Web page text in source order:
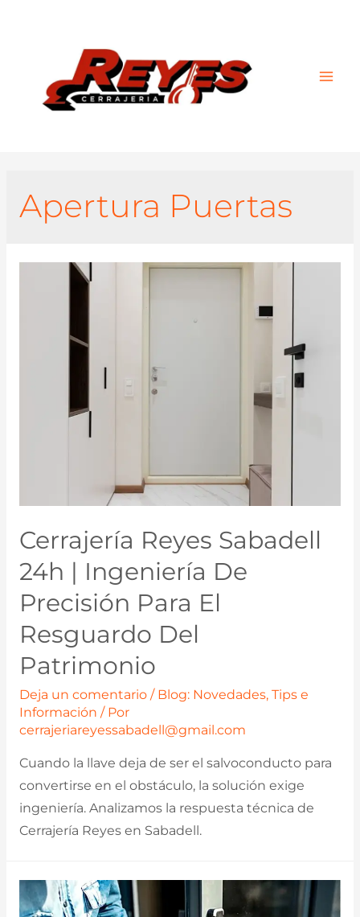
Apertura Puertas
Cerrajería Reyes Sabadell
24h | Ingeniería De
Precisión Para El
Resguardo Del
Patrimonio
Deja un comentario / Blog: Novedades, Tips e
Información / Por
cerrajeriareyessabadell@gmail.com
Cuando la llave deja de ser el salvoconducto para
convertirse en el obstáculo, la solución exige
ingeniería. Analizamos la respuesta técnica de
Cerrajería Reyes en Sabadell.